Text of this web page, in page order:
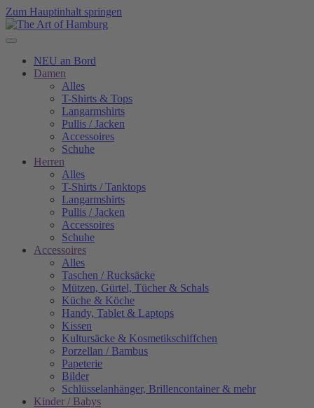
Zum Hauptinhalt springen
NEU an Bord
Damen
Alles
T-Shirts & Tops
Langarmshirts
Pullis / Jacken
Accessoires
Schuhe
Herren
Alles
T-Shirts / Tanktops
Langarmshirts
Pullis / Jacken
Accessoires
Schuhe
Accessoires
Alles
Taschen / Rucksäcke
Mützen, Gürtel, Tücher & Schals
Küche & Köche
Handy, Tablet & Laptops
Kissen
Kultursäcke & Kosmetikschiffchen
Porzellan / Bambus
Papeterie
Bilder
Schlüsselanhänger, Brillencontainer & mehr
Kinder / Babys